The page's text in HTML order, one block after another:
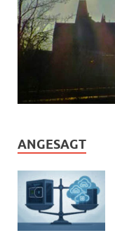
ANGESAGT